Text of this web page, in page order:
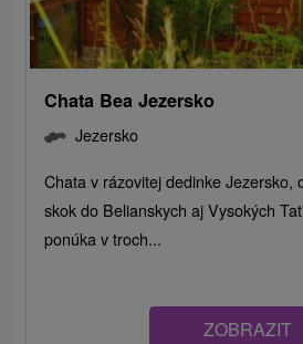
Chata Bea Jezersko
Jezersko
Chata v rázovitej dedinke Jezersko,
skok do Belianskych aj Vysokých
ponúka v troch...
ZOBRAZIT